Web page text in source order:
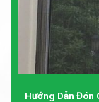
Hướng Dẫn Đón